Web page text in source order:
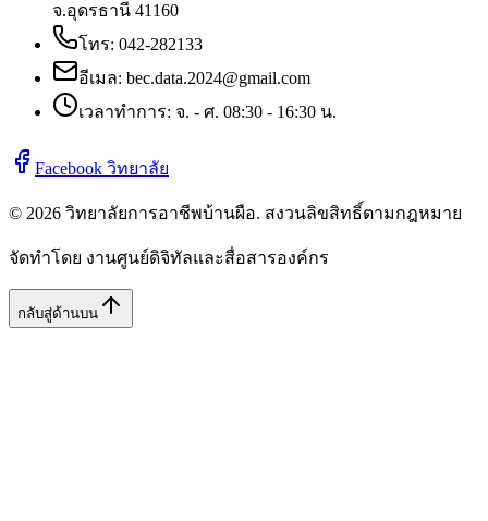
จ.อุดรธานี 41160
โทร: 042-282133
อีเมล: bec.data.2024@gmail.com
เวลาทำการ: จ. - ศ. 08:30 - 16:30 น.
Facebook วิทยาลัย
© 2026 วิทยาลัยการอาชีพบ้านผือ. สงวนลิขสิทธิ์ตามกฎหมาย
จัดทำโดย งานศูนย์ดิจิทัลและสื่อสารองค์กร
กลับสู่ด้านบน